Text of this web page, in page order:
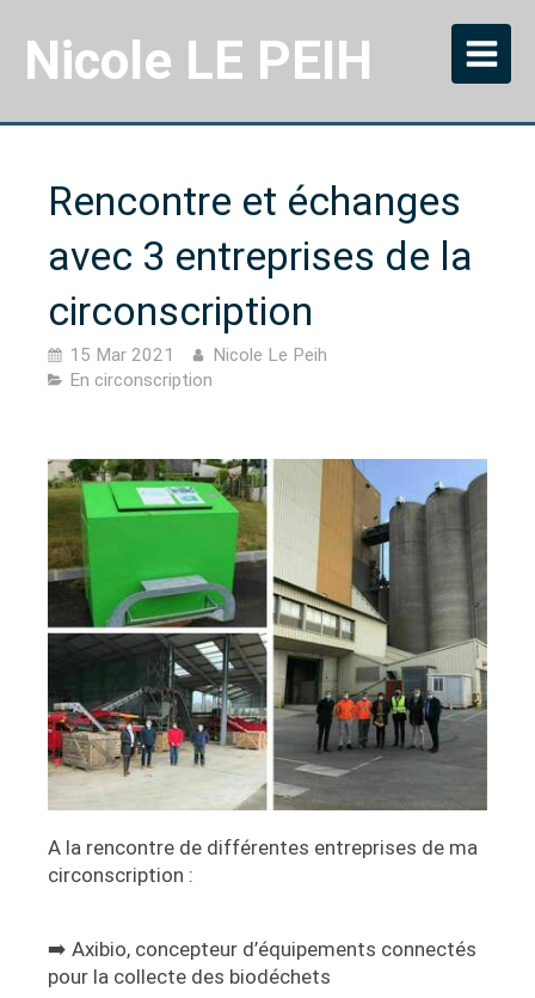
Nicole LE PEIH
Rencontre et échanges
avec 3 entreprises de la
circonscription
15 Mar 2021
Nicole Le Peih
En circonscription
A la rencontre de différentes entreprises de ma
circonscription :
➡️ Axibio, concepteur d’équipements connectés
pour la collecte des biodéchets